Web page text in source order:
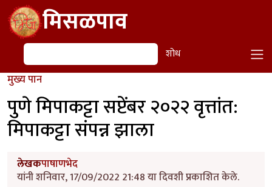
Skip to main contentमिसळपाव
शोध शोध
मुख्य पान
पुणे मिपाकट्टा सप्टेंबर २०२२ वृत्तांत:
मिपाकट्टा संपन्न झाला
लेखकपाषाणभेद
यांनी शनिवार, 17/09/2022 21:48 या दिवशी प्रकाशित केले.